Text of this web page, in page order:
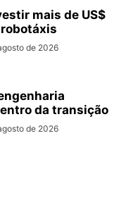
mais de US$
de 2026
da transição
de 2026